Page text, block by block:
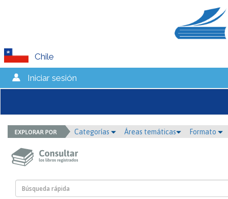
Chile
Iniciar sesión
Categorías Áreas temáticas Formato